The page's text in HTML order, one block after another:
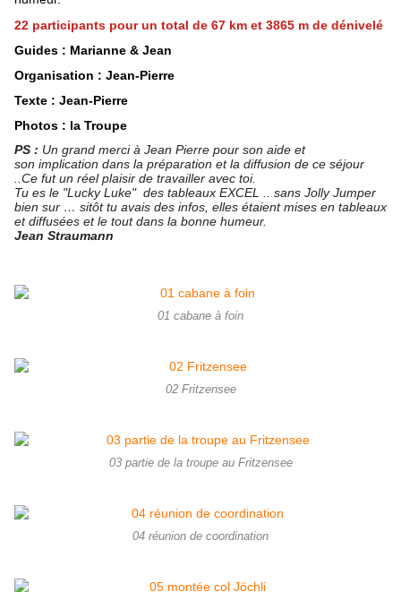
22 participants pour un total de 67 km et 3865 m de dénivelé
Guides : Marianne & Jean
Organisation : Jean-Pierre
Texte : Jean-Pierre
Photos : la Troupe
PS : Un grand merci à Jean Pierre pour son aide et
son implication dans la préparation et la diffusion de ce séjour
..Ce fut un réel plaisir de travailler avec toi.
Tu es le "Lucky Luke"  des tableaux EXCEL .. sans Jolly Jumper
bien sur … sitôt tu avais des infos, elles étaient mises en tableaux
et diffusées et le tout dans la bonne humeur.
Jean Straumann
01 cabane à foin
02 Fritzensee
03 partie de la troupe au Fritzensee
04 réunion de coordination